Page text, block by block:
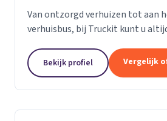
Van ontzorgd verhuizen tot aan
verhuisbus, bij Truckit kunt u
klanten geholpen door heel
Bekijk profiel Vergelijk